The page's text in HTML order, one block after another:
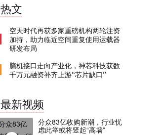
热文
空天时代再获多家重磅机构两轮注资
加持，助力临近空间重复使用运载器
研发布局
脑机接口走向产业化，神芯科技获数
千万元融资补齐上游“芯片缺口”
最新视频
分众83亿收购新潮，行业忧
虑此举或将竖起“高墙”